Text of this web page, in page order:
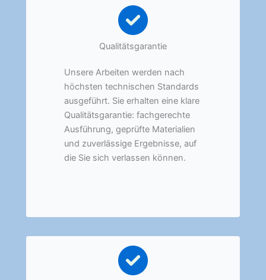
Qualitätsgarantie
Unsere Arbeiten werden nach
höchsten technischen Standards
ausgeführt. Sie erhalten eine klare
Qualitätsgarantie: fachgerechte
Ausführung, geprüfte Materialien
und zuverlässige Ergebnisse, auf
die Sie sich verlassen können.